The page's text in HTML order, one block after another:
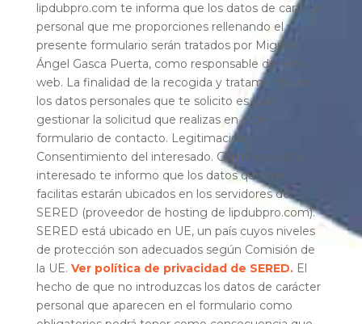
lipdubpro.com te informa que los datos de carácter
personal que me proporciones rellenando el
presente formulario serán tratados por Miguel
Ángel Gasca Puerta, como responsable de esta
web. La finalidad de la recogida y tratamiento de
los datos personales que te solicito es para
gestionar la solicitud que realizas en este
formulario de contacto. Legitimación:
Consentimiento del interesado. Como usuario e
interesado te informo que los datos que me
facilitas estarán ubicados en los servidores de
SERED (proveedor de hosting de lipdubpro.com).
SERED está ubicado en UE, un país cuyos niveles
de protección son adecuados según Comisión de
la UE. Ver política de privacidad de SERED.El
hecho de que no introduzcas los datos de carácter
personal que aparecen en el formulario como